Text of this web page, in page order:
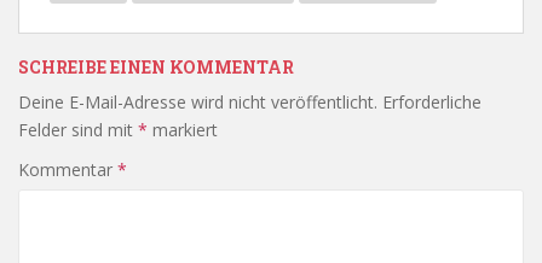
SCHREIBE EINEN KOMMENTAR
Deine E-Mail-Adresse wird nicht veröffentlicht. Erforderliche
Felder sind mit * markiert
Kommentar *